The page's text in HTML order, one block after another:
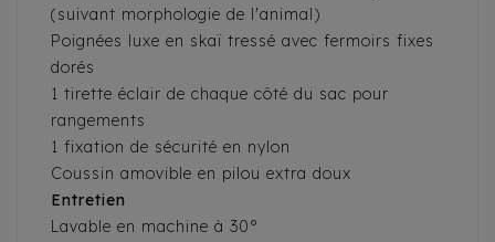
(suivant morphologie de l'animal)
Poignées luxe en skaï tressé avec fermoirs fixes
dorés
1 tirette éclair de chaque côté du sac pour
rangements
1 fixation de sécurité en nylon
Coussin amovible en pilou extra doux
Entretien
Lavable en machine à 30°